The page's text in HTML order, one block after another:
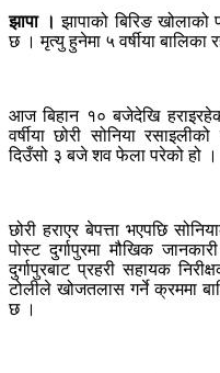
झापा । झापाको बिरिङ खोलाको
छ । मृत्यु हुनेमा ५ वर्षीया बालिका
आज बिहान १० बजेदेखि
वर्षीया छोरी सोनिया
दिउँसो ३ बजे शव फेला परेको हो ।
छोरी हराएर बेपत्ता भएपछि
पोस्ट दुर्गापुरमा मौखिक
दुर्गापुरबाट प्रहरी सहायक
टोलीले खोजतलास गर्ने क्रममा
छ ।